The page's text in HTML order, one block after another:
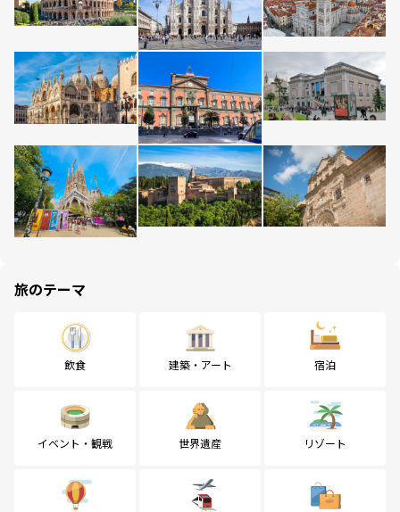
旅のテーマ
飲食 建築・アート 宿泊
イベント・観戦 世界遺産 リゾート